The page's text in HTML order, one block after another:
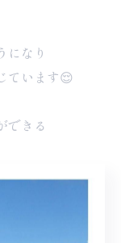
になり
ています😌
できる
なら